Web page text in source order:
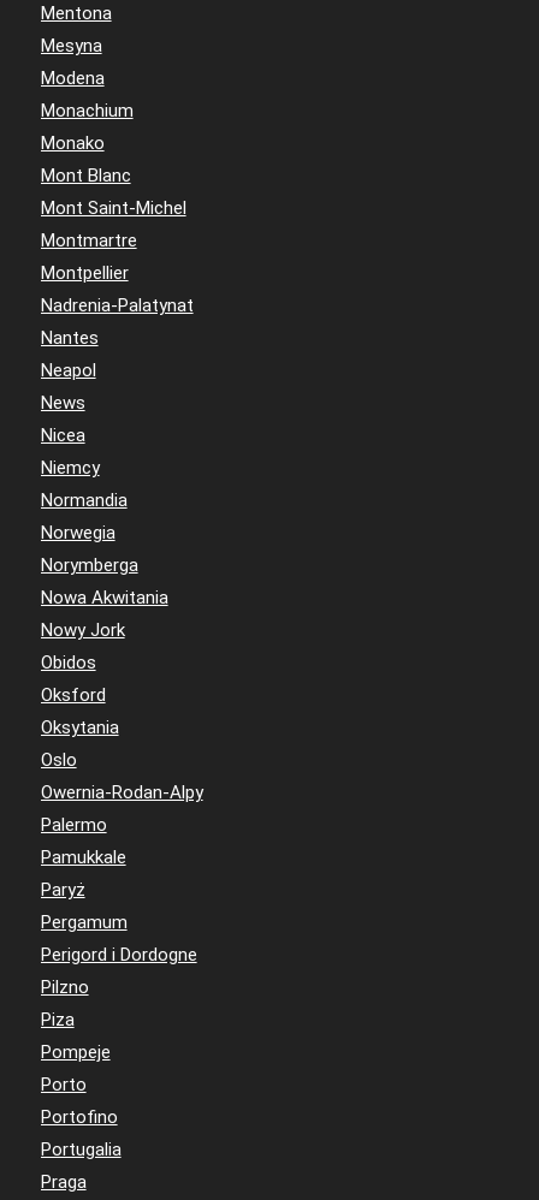
Mentona
Mesyna
Modena
Monachium
Monako
Mont Blanc
Mont Saint-Michel
Montmartre
Montpellier
Nadrenia-Palatynat
Nantes
Neapol
News
Nicea
Niemcy
Normandia
Norwegia
Norymberga
Nowa Akwitania
Nowy Jork
Obidos
Oksford
Oksytania
Oslo
Owernia-Rodan-Alpy
Palermo
Pamukkale
Paryż
Pergamum
Perigord i Dordogne
Pilzno
Piza
Pompeje
Porto
Portofino
Portugalia
Praga